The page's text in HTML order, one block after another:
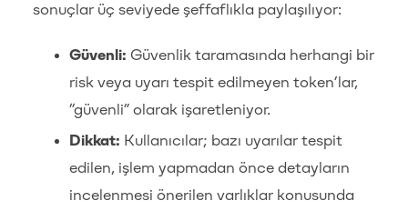
sonuçlar üç seviyede şeffaflıkla paylaşılıyor:
Güvenli: Güvenlik taramasında herhangi bir
risk veya uyarı tespit edilmeyen token’lar,
“güvenli” olarak işaretleniyor.
Dikkat: Kullanıcılar; bazı uyarılar tespit
edilen, işlem yapmadan önce detayların
incelenmesi önerilen varlıklar konusunda